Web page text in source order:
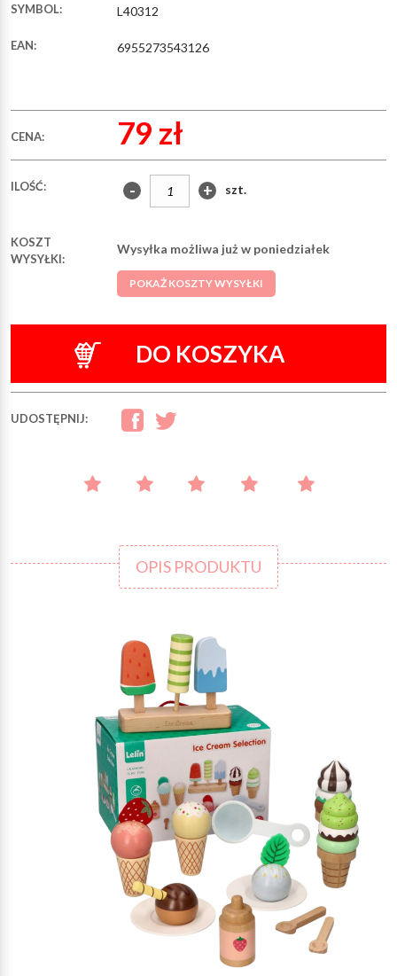
SYMBOL: L40312
EAN: 6955273543126
CENA: 79 zł
ILOŚĆ: - + szt.
KOSZT
WYSYŁKI:
Wysyłka możliwa już w poniedziałek
POKAŻ KOSZTY WYSYŁKI
DO KOSZYKA
UDOSTĘPNIJ:
OPIS PRODUKTU